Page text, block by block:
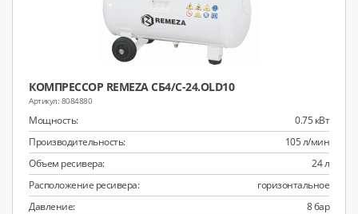
КОМПРЕССОР REMEZA СБ4/С-24.OLD10
8084880
Мощность:
0.75 кВт
Производительность:
105 л/мин
Объем ресивера:
24 л
Расположение ресивера:
горизонтальное
Давление:
8 бар